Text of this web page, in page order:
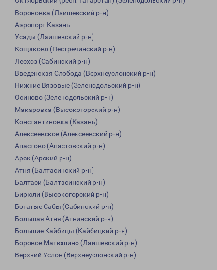
Вороновка (Лаишевский р-н)
Аэропорт Казань
Усады (Лаишевский р-н)
Кощаково (Пестречинский р-н)
Лесхоз (Сабинский р-н)
Введенская Слобода (Верхнеуслонский р-н)
Нижние Вязовые (Зеленодольский р-н)
Осиново (Зеленодольский р-н)
Макаровка (Высокогорский р-н)
Константиновка (Казань)
Алексеевское (Алексеевский р-н)
Апастово (Апастовский р-н)
Арск (Арский р-н)
Атня (Балтасинский р-н)
Балтаси (Балтасинский р-н)
Бирюли (Высокогорский р-н)
Богатые Сабы (Сабинский р-н)
Большая Атня (Атнинский р-н)
Большие Кайбицы (Кайбицкий р-н)
Боровое Матюшино (Лаишевский р-н)
Верхний Услон (Верхнеуслонский р-н)